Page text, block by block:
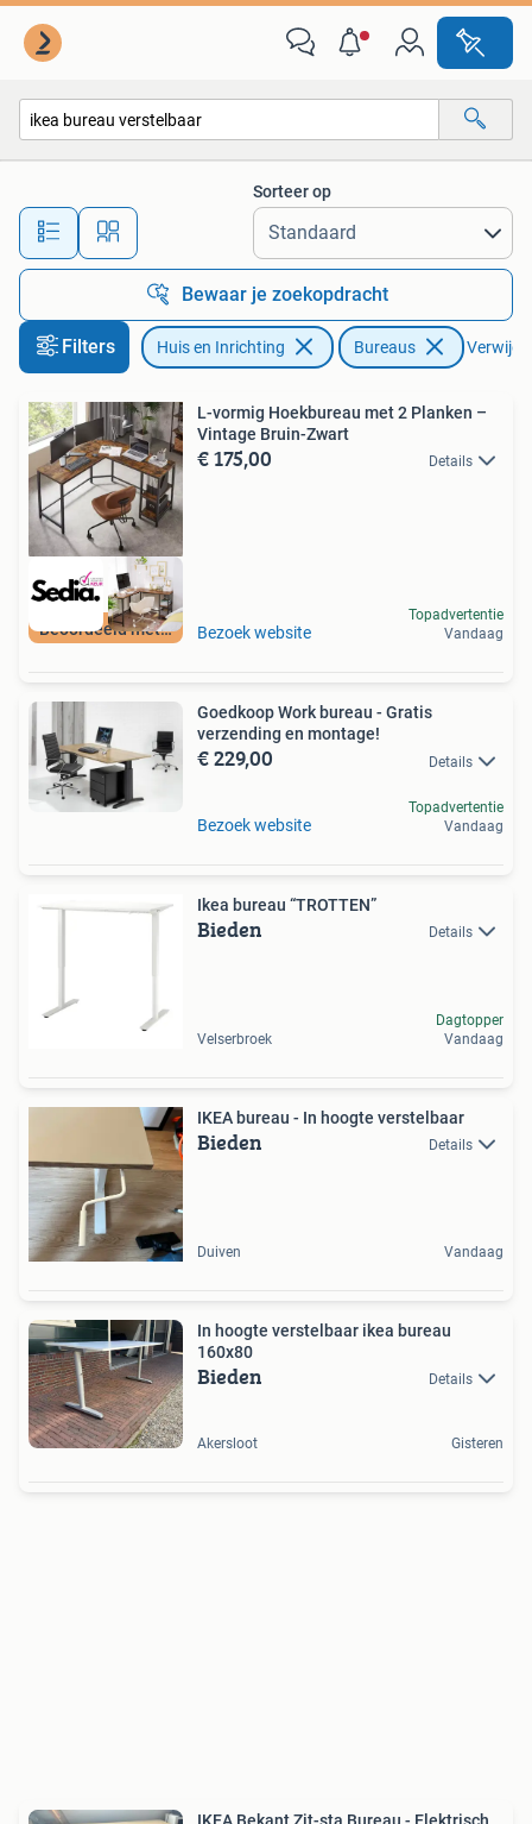
Alle afstanden…
Sorteer op
Bewaar je zoekopdracht
Filters Huis en Inrichting Bureaus
Beoordeeld met 9+
L-vormig Hoekbureau met 2 Planken –
Vintage Bruin-Zwart
€ 175,00 Details
Bezoek website
Topadvertentie
Vandaag
Goedkoop Work bureau - Gratis
verzending en montage!
€ 229,00 Details
Bezoek website
Topadvertentie
Vandaag
Ikea bureau “TROTTEN”
Bieden Details
Velserbroek
Dagtopper
Vandaag
IKEA bureau - In hoogte verstelbaar
Bieden Details
Duiven Vandaag
In hoogte verstelbaar ikea bureau
160x80
Bieden Details
Akersloot Gisteren